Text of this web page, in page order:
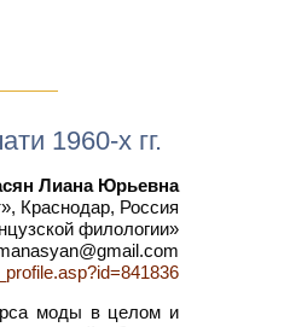
1960-х гг.
Лиана Юрьевна
Краснодар, Россия
филологии»
моды в целом и